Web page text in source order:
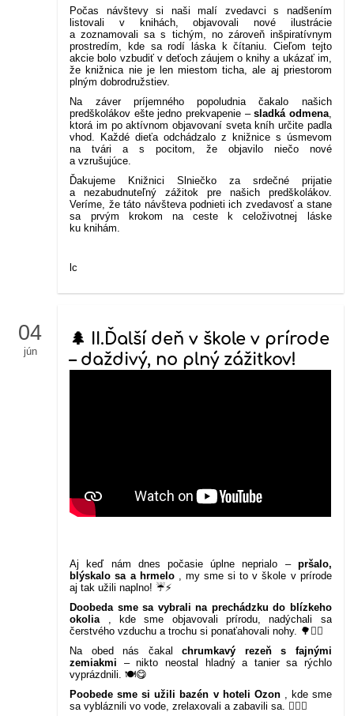
Počas návštevy si naši malí zvedavci s nadšením
listovali v knihách, objavovali nové ilustrácie
a zoznamovali sa s tichým, no zároveň inšpiratívnym
prostredím, kde sa rodí láska k čítaniu. Cieľom tejto
akcie bolo vzbudiť v deťoch záujem o knihy a ukázať im,
že knižnica nie je len miestom ticha, ale aj priestorom
plným dobrodružstiev.
Na záver príjemného popoludnia čakalo našich
predškolákov ešte jedno prekvapenie –sladká odmena,
ktorá im po aktívnom objavovaní sveta kníh určite padla
vhod. Každé dieťa odchádzalo z knižnice s úsmevom
na tvári a s pocitom, že objavilo niečo nové
a vzrušujúce.
Ďakujeme Knižnici Slniečko za srdečné prijatie
a nezabudnuteľný zážitok pre našich predškolákov.
Veríme, že táto návšteva podnieti ich zvedavosť a stane
sa prvým krokom na ceste k celoživotnej láske
ku knihám.
lc
04
jún
🌲 II.Ďalší deň v škole v prírode
– daždivý, no plný zážitkov!
Aj keď nám dnes počasie úplne neprialo – pršalo,
blýskalo sa a hrmelo, my sme si to v škole v prírode
aj tak užili naplno! ☔⚡
Doobeda sme sa vybrali na prechádzku do blízkeho
okolia, kde sme objavovali prírodu, nadýchali sa
čerstvého vzduchu a trochu si ponaťahovali nohy. 🌳🚶‍♂️
Na obed nás čakalchrumkavý rezeň s fajnými
zemiakmi – nikto neostal hladný a tanier sa rýchlo
vyprázdnili. 🍽️😋
Poobede sme si užili bazén v hoteli Ozon, kde sme
sa vybláznili vo vode, zrelaxovali a zabavili sa. 🏊‍♀️💦